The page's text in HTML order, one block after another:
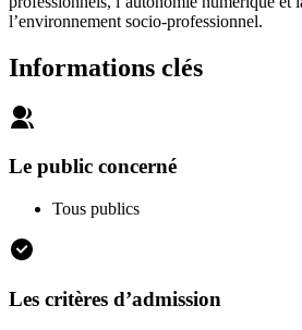
l’environnement socio-professionnel.
Informations clés
Le public concerné
Tous publics
Les critères d’admission